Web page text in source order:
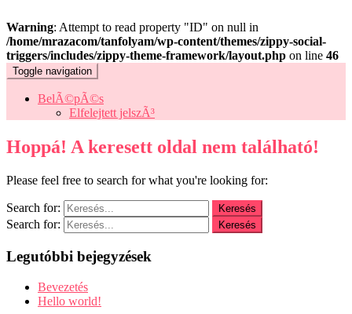
Warning: Attempt to read property "ID" on null in
/home/mrazacom/tanfolyam/wp-content/themes/zippy-social-
triggers/includes/zippy-theme-framework/layout.php on line 46
Toggle navigation
BelÃ©pÃ©s
Elfelejtett jelszÃ³
Hoppá! A keresett oldal nem található!
Please feel free to search for what you're looking for:
Search for:
Search for:
Legutóbbi bejegyzések
Bevezetés
Hello world!